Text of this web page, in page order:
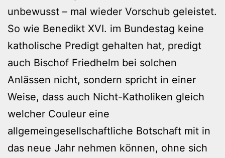
unbewusst – mal wieder Vorschub geleistet.
So wie Benedikt XVI. im Bundestag keine
katholische Predigt gehalten hat, predigt
auch Bischof Friedhelm bei solchen
Anlässen nicht, sondern spricht in einer
Weise, dass auch Nicht-Katholiken gleich
welcher Couleur eine
allgemeingesellschaftliche Botschaft mit in
das neue Jahr nehmen können, ohne sich